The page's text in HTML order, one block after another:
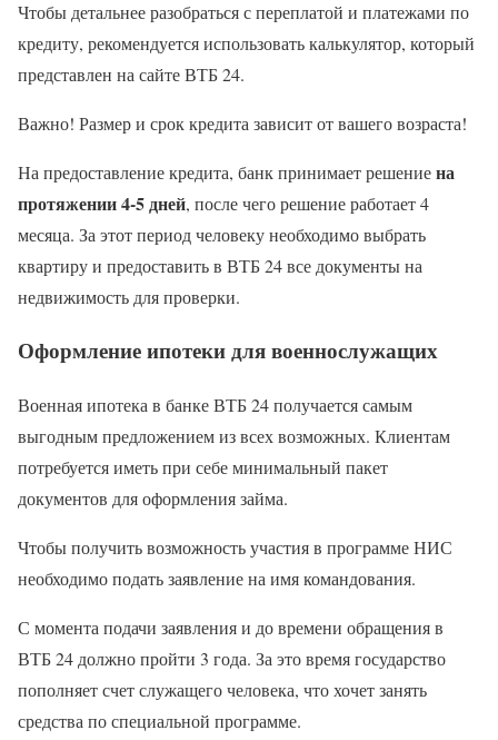
Чтобы детальнее разобраться с переплатой и платежами по
кредиту, рекомендуется использовать калькулятор, который
представлен на сайте ВТБ 24.
Важно! Размер и срок кредита зависит от вашего возраста!
На предоставление кредита, банк принимает решениена
протяжении 4-5 дней, после чего решение работает 4
месяца. За этот период человеку необходимо выбрать
квартиру и предоставить в ВТБ 24 все документы на
недвижимость для проверки.
Оформление ипотеки для военнослужащих
Военная ипотека в банке ВТБ 24 получается самым
выгодным предложением из всех возможных. Клиентам
потребуется иметь при себе минимальный пакет
документов для оформления займа.
Чтобы получить возможность участия в программе НИС
необходимо подать заявление на имя командования.
С момента подачи заявления и до времени обращения в
ВТБ 24 должно пройти 3 года. За это время государство
пополняет счет служащего человека, что хочет занять
средства по специальной программе.